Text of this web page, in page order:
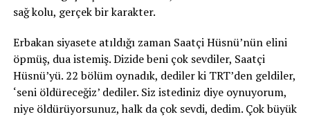
sağ kolu, gerçek bir karakter.
Erbakan siyasete atıldığı zaman Saatçi Hüsnü’nün elini
öpmüş, dua istemiş. Dizide beni çok sevdiler, Saatçi
Hüsnü’yü. 22 bölüm oynadık, dediler ki TRT’den geldiler,
‘seni öldüreceğiz’ dediler. Siz istediniz diye oynuyorum,
niye öldürüyorsunuz, halk da çok sevdi, dedim. Çok büyük